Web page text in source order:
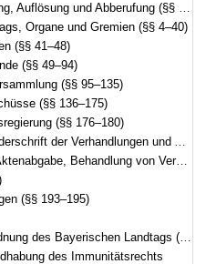
und Abberufung (§§ 1–3)
Organe und Gremien (§§ 4–40)
(§§ 41–48)
(§§ 49–94)
(§§ 95–135)
(§§ 136–175)
(§§ 176–180)
und Ausfertigung der Beschlüsse (§§ 181–187)
von Verschlusssachen (§§ 188–191)
(§§ 193–195)
Bayerischen Landtags (GeheimSchO)
des Immunitätsrechts